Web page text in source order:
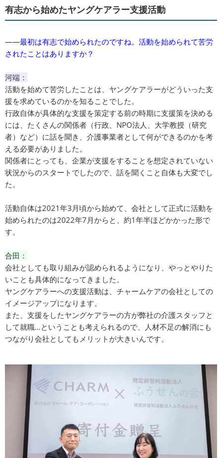
有志から始めたヤングケアラー支援活動
――最初は有志で始められたのですね。活動を始められて苦労
されたことはありますか？
河端：
活動を始めて苦労したことは、ヤングケアラーがどういった支
援を求めているのかを知ることでした。
行政自体が具体的な支援を策定する前の時期に支援策を決める
には、たくさんの関係者（行政、NPO法人、大学教授（研究
者）など）に話を聞き、介護事業者として何ができるのかを考
える必要がありました。
関係者にとっても、企業が支援をすることを想定されていない
状況からのスタートでしたので、話を聞くこと自体も大変でし
た。
活動自体は2021年3月頃から始めて、会社として正式に活動を
始められたのは2022年7月からと、約1年半ほどかかった形で
す。
合田：
会社としても取り組みが認められるようになり、やっとやりた
いことも具体的になってきました。
ヤングケアラーへの支援活動は、チャームケアの会社としての
イメージアップになります。
また、支援をしたヤングケアラーの方が弊社の介護スタッフと
して就職…ということも考えられるので、人材不足の解消にも
つながり会社としてもメリットが大きいんです。